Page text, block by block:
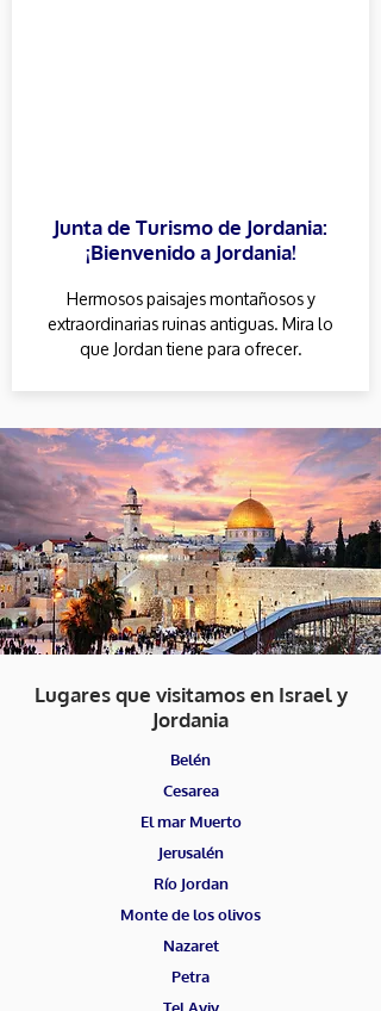
Junta de Turismo de Jordania:
¡Bienvenido a Jordania!
Hermosos paisajes montañosos y
extraordinarias ruinas antiguas. Mira lo
que Jordan tiene para ofrecer.
Lugares que visitamos en Israel y
Jordania
Belén
Cesarea
El mar Muerto
Jerusalén
Río Jordan
Monte de los olivos
Nazaret
Petra
Tel Aviv